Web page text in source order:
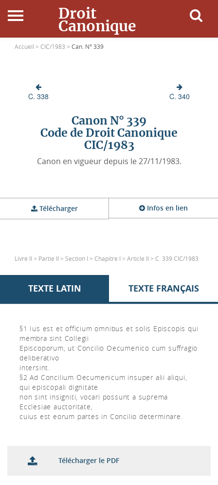
Droit
Canonique
Accueil
Ressources
Accueil > CIC/1983 > Can. N° 339
C. 338 C. 340
Canon N° 339
Code de Droit Canonique
CIC/1983
Canon en vigueur depuis le 27/11/1983.
Télécharger Infos en lien
Livre II > Partie II > Section I > Chapitre I > Article II > C. 339 CIC/1983
TEXTE LATIN TEXTE FRANÇAIS
§1 Ius est et officium omnibus et solis Episcopis qui
membra sint Collegii
Episcoporum, ut Concilio Oecumenico cum suffragio
deliberativo
intersint.
§2 Ad Concilium Oecumenicum insuper alii aliqui,
qui episcopali dignitate
non sint insigniti, vocari possunt a suprema
Ecclesiae auctoritate,
cuius est eorum partes in Concilio determinare.
Télécharger le PDF